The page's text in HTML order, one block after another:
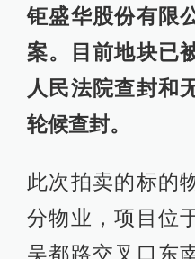
钜盛华股份有限
案。目前地块已
人民法院查封和
轮候查封。
此次拍卖的标的
分物业，项目位
吴都路交叉口东